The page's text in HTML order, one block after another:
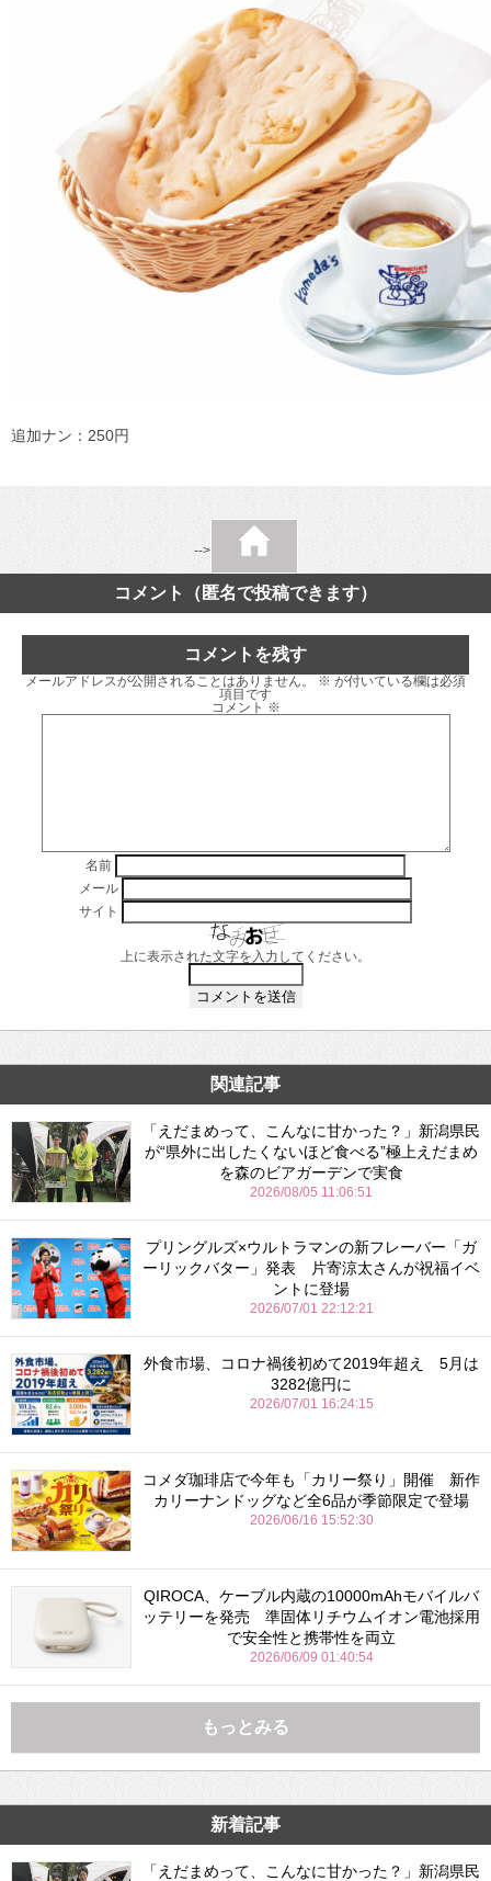
追加ナン：250円
-->
コメント（匿名で投稿できます）
コメントを残す
メールアドレスが公開されることはありません。 ※ が付いている欄は必須
項目です
コメント ※
名前
メール
サイト
上に表示された文字を入力してください。
関連記事
「えだまめって、こんなに甘かった？」新潟県民
が“県外に出したくないほど食べる”極上えだまめ
を森のビアガーデンで実食
2026/08/05 11:06:51
プリングルズ×ウルトラマンの新フレーバー「ガ
ーリックバター」発表 片寄涼太さんが祝福イベ
ントに登場
2026/07/01 22:12:21
外食市場、コロナ禍後初めて2019年超え 5月は
3282億円に
2026/07/01 16:24:15
コメダ珈琲店で今年も「カリー祭り」開催 新作
カリーナンドッグなど全6品が季節限定で登場
2026/06/16 15:52:30
QIROCA、ケーブル内蔵の10000mAhモバイルバ
ッテリーを発売 準固体リチウムイオン電池採用
で安全性と携帯性を両立
2026/06/09 01:40:54
もっとみる
新着記事
「えだまめって、こんなに甘かった？」新潟県民